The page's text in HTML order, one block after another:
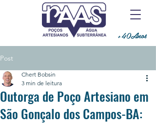
+40Anos
Post
Outorga de Poço Artesiano em
São Gonçalo dos Campos-BA:
Chert Bobsin
3 min de leitura